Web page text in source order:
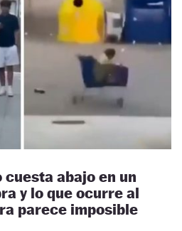
cuesta abajo en un
y lo que ocurre al
parece imposible